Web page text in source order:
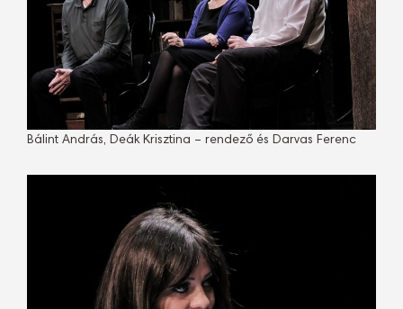
Bálint András, Deák Krisztina – rendező és Darvas Ferenc